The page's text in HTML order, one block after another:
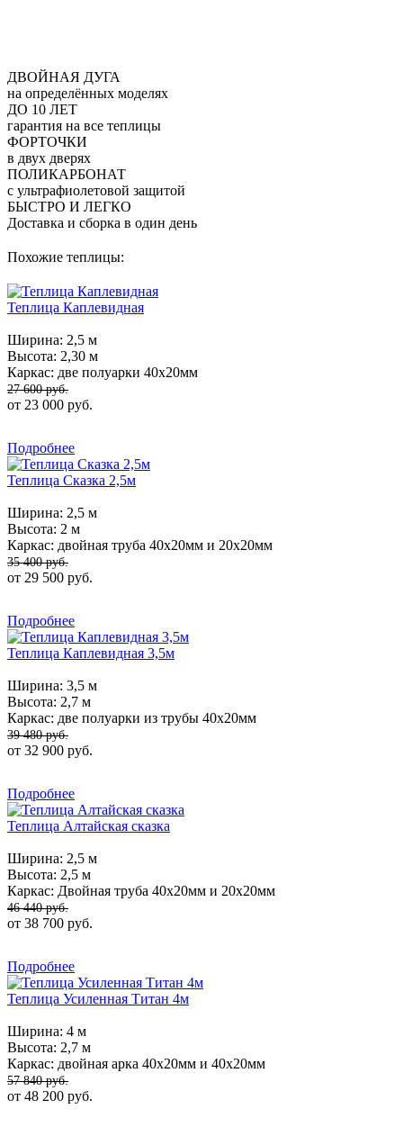
ДВОЙНАЯ ДУГА
на определённых моделях
ДО 10 ЛЕТ
гарантия на все теплицы
ФОРТОЧКИ
в двух дверях
ПОЛИКАРБОНАТ
с ультрафиолетовой защитой
БЫСТРО И ЛЕГКО
Доставка и сборка в один день
Похожие теплицы:
Теплица Каплевидная
Ширина: 2,5 м
Высота: 2,30 м
Каркас: две полуарки 40х20мм
27 600 руб.
от 23 000 руб.
Подробнее
Теплица Сказка 2,5м
Ширина: 2,5 м
Высота: 2 м
Каркас: двойная труба 40х20мм и 20х20мм
35 400 руб.
от 29 500 руб.
Подробнее
Теплица Каплевидная 3,5м
Ширина: 3,5 м
Высота: 2,7 м
Каркас: две полуарки из трубы 40х20мм
39 480 руб.
от 32 900 руб.
Подробнее
Теплица Алтайская сказка
Ширина: 2,5 м
Высота: 2,5 м
Каркас: Двойная труба 40х20мм и 20х20мм
46 440 руб.
от 38 700 руб.
Подробнее
Теплица Усиленная Титан 4м
Ширина: 4 м
Высота: 2,7 м
Каркас: двойная арка 40х20мм и 40х20мм
57 840 руб.
от 48 200 руб.